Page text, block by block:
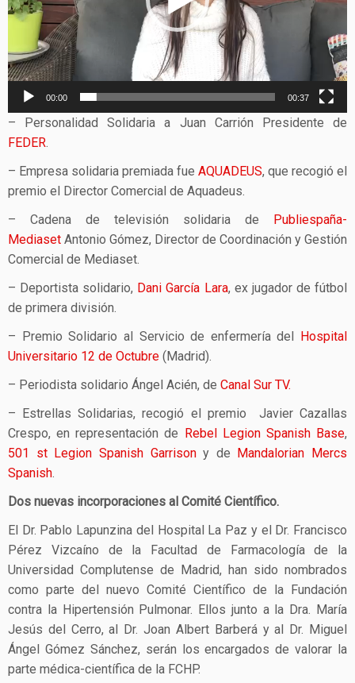
00:00 00:37
– Personalidad Solidaria a Juan Carrión Presidente de
FEDER.
– Empresa solidaria premiada fue AQUADEUS, que recogió el
premio el Director Comercial de Aquadeus.
– Cadena de televisión solidaria de
Publiespaña-
Mediaset Antonio Gómez, Director de Coordinación y Gestión
Comercial de Mediaset.
– Deportista solidario, Dani García Lara, ex jugador de fútbol
de primera división.
– Premio Solidario al Servicio de enfermería del
Hospital
Universitario 12 de Octubre (Madrid).
– Periodista solidario Ángel Acién, de Canal Sur TV.
– Estrellas Solidarias, recogió el premio Javier Cazallas
Crespo, en representación de
Rebel Legion Spanish Base,
501 st Legion Spanish Garrisony de
Mandalorian Mercs
Spanish.
Dos nuevas incorporaciones al Comité Científico.
El Dr. Pablo Lapunzina del Hospital La Paz y el Dr. Francisco
Pérez Vizcaíno de la Facultad de Farmacología de la
Universidad Complutense de Madrid, han sido nombrados
como parte del nuevo Comité Científico de la Fundación
contra la Hipertensión Pulmonar. Ellos junto a la Dra. María
Jesús del Cerro, al Dr. Joan Albert Barberá y al Dr. Miguel
Ángel Gómez Sánchez, serán los encargados de valorar la
parte médica-científica de la FCHP.